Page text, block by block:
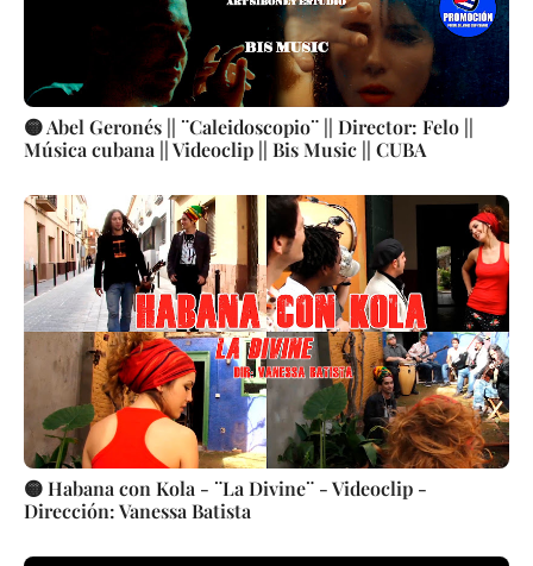
🟡 Abel Geronés || ¨Caleidoscopio¨ || Director: Felo ||
Música cubana || Videoclip || Bis Music || CUBA
🟡 Habana con Kola - ¨La Divine¨ - Videoclip -
Dirección: Vanessa Batista